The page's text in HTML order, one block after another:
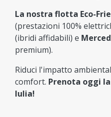
La nostra flotta Eco-
(prestazioni 100%
(ibridi affidabili) e
premium).
Riduci l'impatto
comfort. Prenota oggi
Iulia!